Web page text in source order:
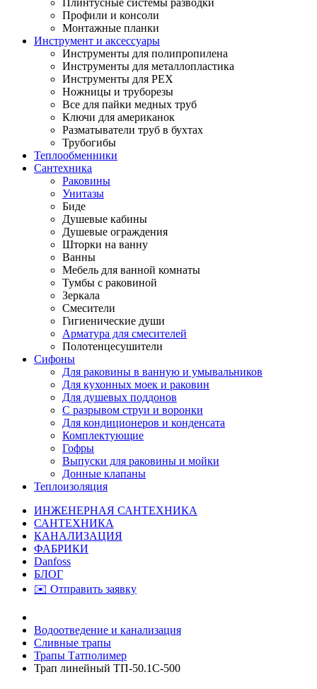
Плинтусные системы разводки
Профили и консоли
Монтажные планки
Инструмент и аксессуары
Инструменты для полипропилена
Инструменты для металлопластика
Инструменты для PEX
Ножницы и труборезы
Все для пайки медных труб
Ключи для американок
Разматыватели труб в бухтах
Трубогибы
Теплообменники
Сантехника
Раковины
Унитазы
Биде
Душевые кабины
Душевые ограждения
Шторки на ванну
Ванны
Мебель для ванной комнаты
Тумбы с раковиной
Зеркала
Смесители
Гигиенические души
Арматура для смесителей
Полотенцесушители
Сифоны
Для раковины в ванную и умывальников
Для кухонных моек и раковин
Для душевых поддонов
С разрывом струи и воронки
Для кондиционеров и конденсата
Комплектующие
Гофры
Выпуски для раковины и мойки
Донные клапаны
Теплоизоляция
ИНЖЕНЕРНАЯ САНТЕХНИКА
САНТЕХНИКА
КАНАЛИЗАЦИЯ
ФАБРИКИ
Danfoss
БЛОГ
✉️ Отправить заявку
Водоотведение и канализация
Сливные трапы
Трапы Татполимер
Трап линейный ТП-50.1C-500